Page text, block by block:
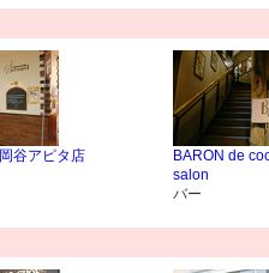
谷アピタ店
BARON de
salon
バー